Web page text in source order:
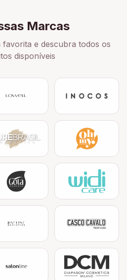
Marcas
favorita e descubra todos os
disponíveis